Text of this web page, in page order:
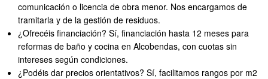
comunicación o licencia de obra menor. Nos encargamos de
tramitarla y de la gestión de residuos.
¿Ofrecéis financiación? Sí, financiación hasta 12 meses para
reformas de baño y cocina en Alcobendas, con cuotas sin
intereses según condiciones.
¿Podéis dar precios orientativos? Sí, facilitamos rangos por m2